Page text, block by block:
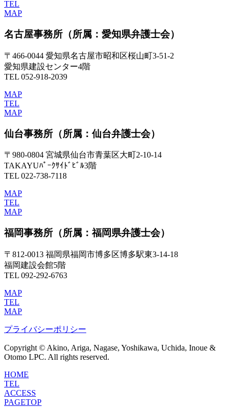
TEL
MAP
名古屋事務所 （所属：愛知県弁護士会）
〒466-0044 愛知県名古屋市昭和区桜山町3-51-2
愛知県建設センター4階
TEL 052-918-2039
MAP
TEL
MAP
仙台事務所 （所属：仙台弁護士会）
〒980-0804 宮城県仙台市青葉区大町2-10-14
TAKAYUﾊﾟｰｸｻｲﾄﾞﾋﾞﾙ3階
TEL 022-738-7118
MAP
TEL
MAP
福岡事務所 （所属：福岡県弁護士会）
〒812-0013 福岡県福岡市博多区博多駅東3-14-18
福岡建設会館5階
TEL 092-292-6763
MAP
TEL
MAP
プライバシーポリシー
Copyright © Akino, Ariga, Nagase, Yoshikawa, Uchida, Inoue &
Otomo LPC. All rights reserved.
HOME
TEL
ACCESS
PAGETOP